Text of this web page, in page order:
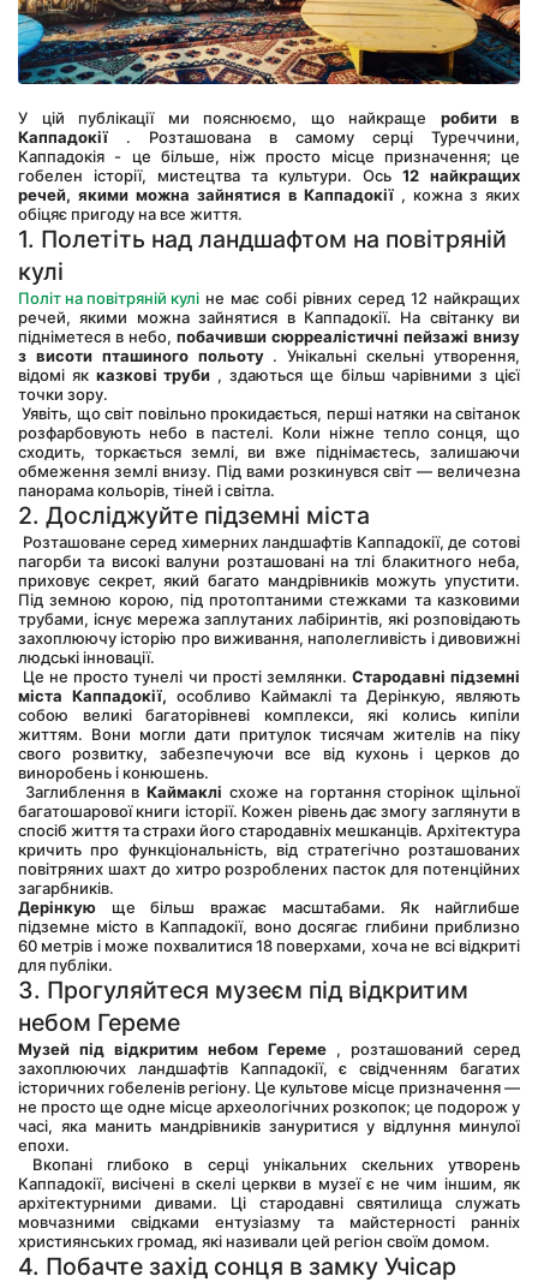
У цій публікації ми пояснюємо, що найкраще робити в
Каппадокії . Розташована в самому серці Туреччини,
Каппадокія - це більше, ніж просто місце призначення; це
гобелен історії, мистецтва та культури. Ось 12 найкращих
речей, якими можна зайнятися в Каппадокії , кожна з яких
обіцяє пригоду на все життя.
1. Полетіть над ландшафтом на повітряній
кулі
Політ на повітряній кулі не має собі рівних серед 12 найкращих
речей, якими можна зайнятися в Каппадокії. На світанку ви
підніметеся в небо, побачивши сюрреалістичні пейзажі внизу
з висоти пташиного польоту . Унікальні скельні утворення,
відомі як казкові труби , здаються ще більш чарівними з цієї
точки зору.
Уявіть, що світ повільно прокидається, перші натяки на світанок
розфарбовують небо в пастелі. Коли ніжне тепло сонця, що
сходить, торкається землі, ви вже піднімаєтесь, залишаючи
обмеження землі внизу. Під вами розкинувся світ — величезна
панорама кольорів, тіней і світла.
2. Досліджуйте підземні міста
пагорби та високі валуни розташовані на тлі блакитного неба,
приховує секрет, який багато мандрівників можуть упустити.
Під земною корою, під протоптаними стежками та казковими
трубами, існує мережа заплутаних лабіринтів, які розповідають
захоплюючу історію про виживання, наполегливість і дивовижні
людські інновації.
Це не просто тунелі чи прості землянки. Стародавні підземні
міста Каппадокії, особливо Каймаклі та Дерінкую, являють
собою великі багаторівневі комплекси, які колись кипіли
життям. Вони могли дати притулок тисячам жителів на піку
свого розвитку, забезпечуючи все від кухонь і церков до
виноробень і конюшень.
Заглиблення в Каймаклі схоже на гортання сторінок щільної
багатошарової книги історії. Кожен рівень дає змогу заглянути в
спосіб життя та страхи його стародавніх мешканців. Архітектура
кричить про функціональність, від стратегічно розташованих
повітряних шахт до хитро розроблених пасток для потенційних
загарбників.
Дерінкую ще більш вражає масштабами. Як найглибше
підземне місто в Каппадокії, воно досягає глибини приблизно
60 метрів і може похвалитися 18 поверхами, хоча не всі відкриті
для публіки.
3. Прогуляйтеся музеєм під відкритим
небом Гереме
Музей під відкритим небом Гереме , розташований серед
захоплюючих ландшафтів Каппадокії, є свідченням багатих
історичних гобеленів регіону. Це культове місце призначення —
не просто ще одне місце археологічних розкопок; це подорож у
часі, яка манить мандрівників зануритися у відлуння минулої
епохи.
Каппадокії, висічені в скелі церкви в музеї є не чим іншим, як
архітектурними дивами. Ці стародавні святилища служать
мовчазними свідками ентузіазму та майстерності ранніх
християнських громад, які називали цей регіон своїм домом.
4. Побачте захід сонця в замку Учісар